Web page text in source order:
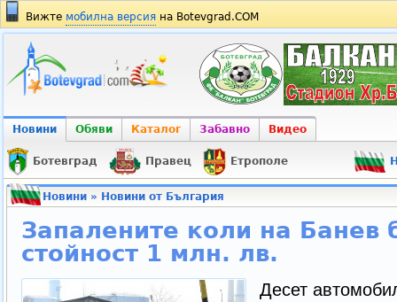
Вижте мобилна версия на Botevgrad.COM
Новини Обяви Каталог Забавно Видео
Ботевград Правец Етрополе
Новини» Новини от България
Запалените коли на Банев
стойност 1 млн. лв.
Десет